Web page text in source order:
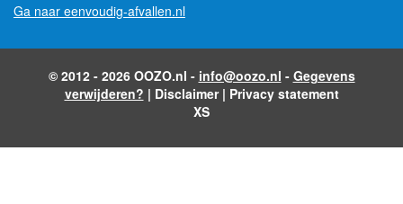
Ga naar eenvoudig-afvallen.nl
© 2012 - 2026 OOZO.nl - info@oozo.nl - Gegevens
verwijderen? | Disclaimer| Privacy statement
XS